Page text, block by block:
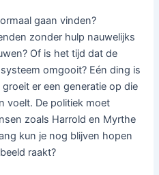
gaan vinden?
zonder hulp nauwelijks
Of is het tijd dat de
omgooit? Eén ding is
er een generatie op die
voelt. De politiek moet
zoals Harrold en Myrthe
kun je nog blijven hopen
raakt?